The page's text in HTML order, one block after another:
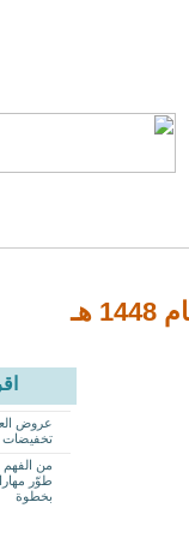
هـ
عروض
تخفيضات
من الفهم
طوّر
بخطوة